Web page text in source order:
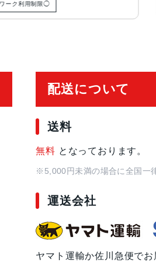
利用制限◯
配送について
送料
無料 となっております。
※5,000円未満の場合に全国一
運送会社
ヤマト運輸か佐川急便でお